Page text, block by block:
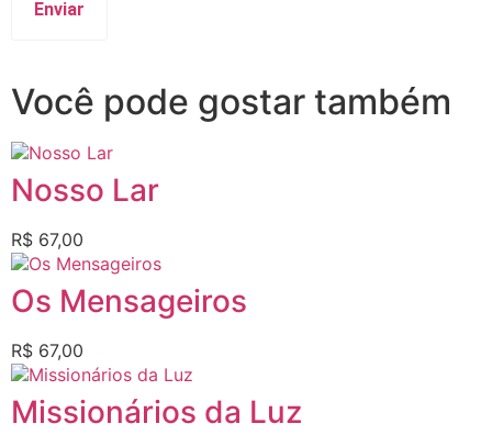
Você pode gostar também
Nosso Lar
R$ 67,00
Os Mensageiros
R$ 67,00
Missionários da Luz